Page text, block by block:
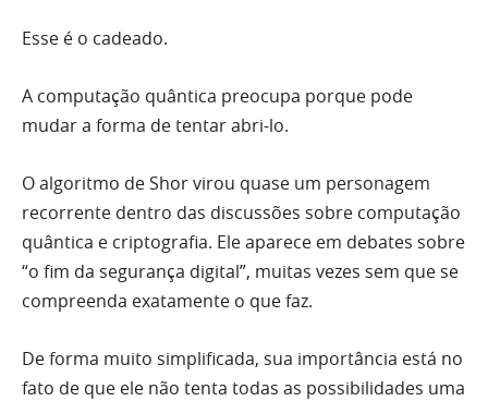
Esse é o cadeado.
A computação quântica preocupa porque pode
mudar a forma de tentar abri-lo.
O algoritmo de Shor virou quase um personagem
recorrente dentro das discussões sobre computação
quântica e criptografia. Ele aparece em debates sobre
“o fim da segurança digital”, muitas vezes sem que se
compreenda exatamente o que faz.
De forma muito simplificada, sua importância está no
fato de que ele não tenta todas as possibilidades uma